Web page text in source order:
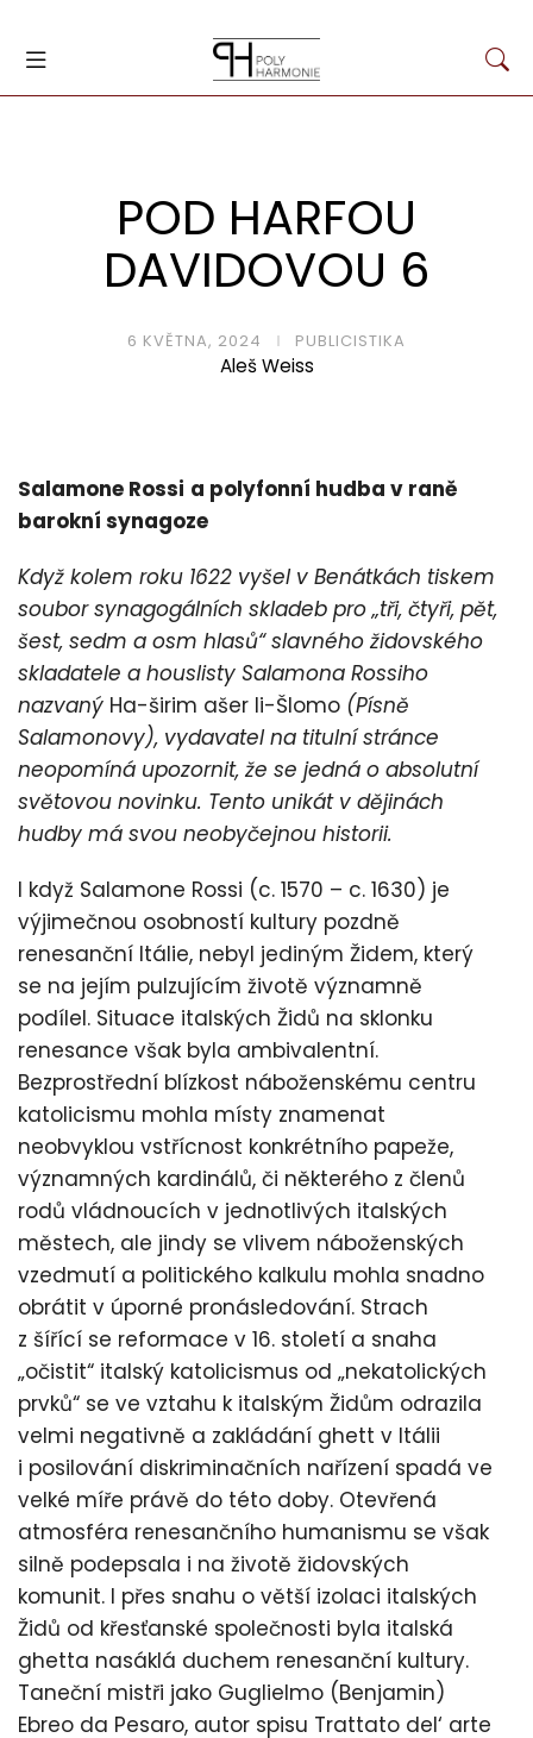
POD HARFOU
DAVIDOVOU 6
6 KVĚTNA, 2024 PUBLICISTIKA
Aleš Weiss
Salamone Rossi a polyfonní hudba v raně
barokní synagoze
Když kolem roku 1622 vyšel v Benátkách tiskem
soubor synagogálních skladeb pro „tři, čtyři, pět,
šest, sedm a osm hlasů“ slavného židovského
skladatele a houslisty Salamona Rossiho
nazvaný Ha-širim ašer li-Šlomo (Písně
Salamonovy), vydavatel na titulní stránce
neopomíná upozornit, že se jedná o absolutní
světovou novinku. Tento unikát v dějinách
hudby má svou neobyčejnou historii.
I když Salamone Rossi (c. 1570 – c. 1630) je
výjimečnou osobností kultury pozdně
renesanční Itálie, nebyl jediným Židem, který
se na jejím pulzujícím životě významně
podílel. Situace italských Židů na sklonku
renesance však byla ambivalentní.
Bezprostřední blízkost náboženskému centru
katolicismu mohla místy znamenat
neobvyklou vstřícnost konkrétního papeže,
významných kardinálů, či některého z členů
rodů vládnoucích v jednotlivých italských
městech, ale jindy se vlivem náboženských
vzedmutí a politického kalkulu mohla snadno
obrátit v úporné pronásledování. Strach
z šířící se reformace v 16. století a snaha
„očistit“ italský katolicismus od „nekatolických
prvků“ se ve vztahu k italským Židům odrazila
velmi negativně a zakládání ghett v Itálii
i posilování diskriminačních nařízení spadá ve
velké míře právě do této doby. Otevřená
atmosféra renesančního humanismu se však
silně podepsala i na životě židovských
komunit. I přes snahu o větší izolaci italských
Židů od křesťanské společnosti byla italská
ghetta nasáklá duchem renesanční kultury.
Taneční mistři jako Guglielmo (Benjamin)
Ebreo da Pesaro, autor spisu Trattato del‘ arte